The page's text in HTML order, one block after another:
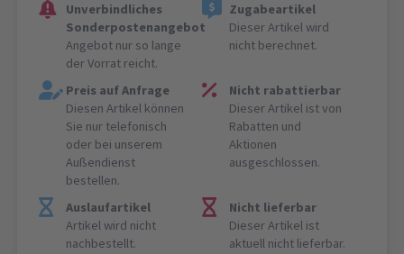
Unverbindliches
Sonderpostenangebot
Angebot nur so lange
der Vorrat reicht.
Zugabeartikel
Dieser Artikel wird
nicht berechnet.
Preis auf Anfrage
Diesen Artikel können
Sie nur telefonisch
oder bei unserem
Außendienst
bestellen.
Nicht rabattierbar
Dieser Artikel ist von
Rabatten und
Aktionen
ausgeschlossen.
Auslaufartikel
Artikel wird nicht
nachbestellt.
Nicht lieferbar
Dieser Artikel ist
aktuell nicht lieferbar.